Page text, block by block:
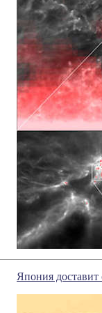
Япония доставит